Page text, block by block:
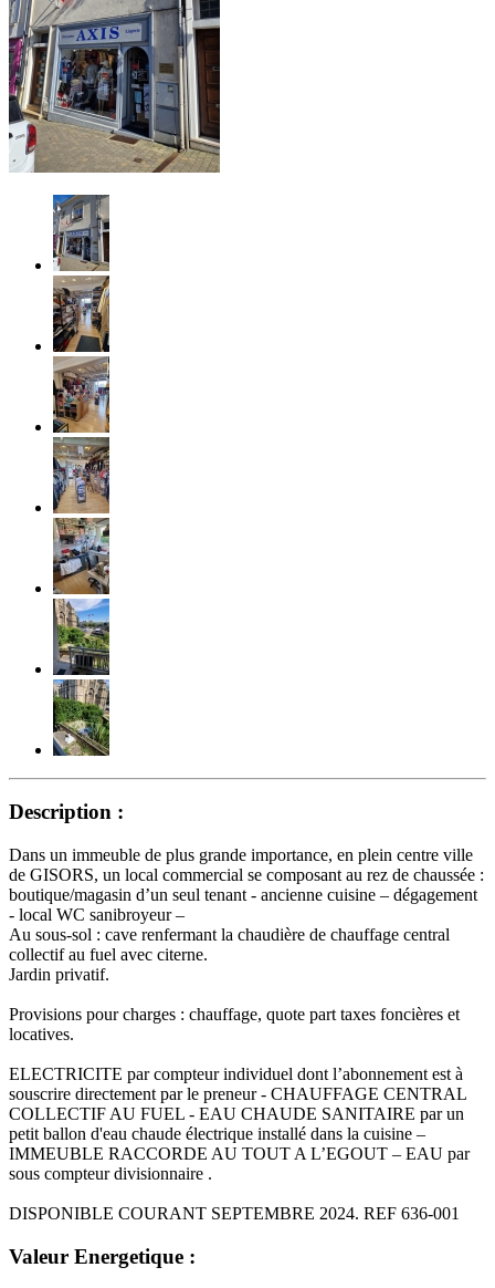
Description :
Dans un immeuble de plus grande importance, en plein centre ville
de GISORS, un local commercial se composant au rez de chaussée :
boutique/magasin d’un seul tenant - ancienne cuisine – dégagement
- local WC sanibroyeur –
Au sous-sol : cave renfermant la chaudière de chauffage central
collectif au fuel avec citerne.
Jardin privatif.
Provisions pour charges : chauffage, quote part taxes foncières et
locatives.
ELECTRICITE par compteur individuel dont l’abonnement est à
souscrire directement par le preneur - CHAUFFAGE CENTRAL
COLLECTIF AU FUEL - EAU CHAUDE SANITAIRE par un
petit ballon d'eau chaude électrique installé dans la cuisine –
IMMEUBLE RACCORDE AU TOUT A L’EGOUT – EAU par
sous compteur divisionnaire .
DISPONIBLE COURANT SEPTEMBRE 2024. REF 636-001
Valeur Energetique :